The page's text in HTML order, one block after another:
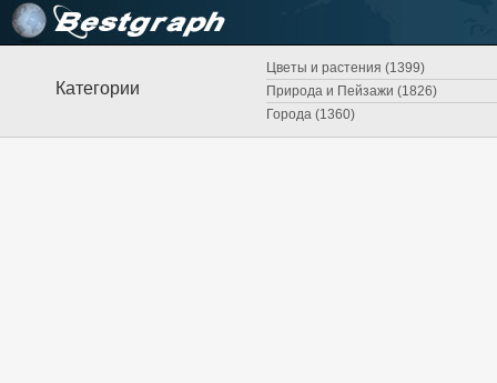
Категории
Цветы и растения (1399)
Природа и Пейзажи (1826)
Города (1360)